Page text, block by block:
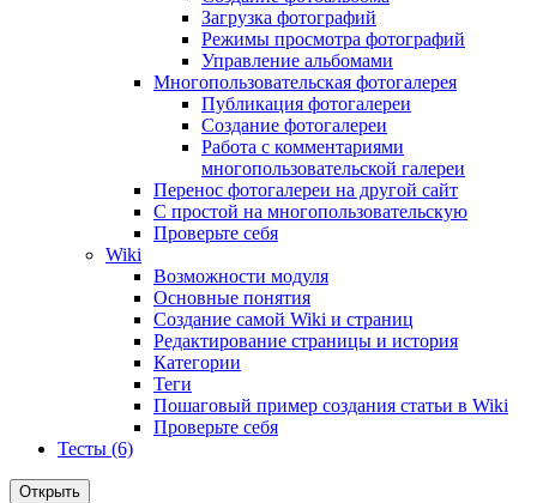
Загрузка фотографий
Режимы просмотра фотографий
Управление альбомами
Многопользовательская фотогалерея
Публикация фотогалереи
Создание фотогалереи
Работа с комментариями
многопользовательской галереи
Перенос фотогалереи на другой сайт
С простой на многопользовательскую
Проверьте себя
Wiki
Возможности модуля
Основные понятия
Создание самой Wiki и страниц
Редактирование страницы и история
Категории
Теги
Пошаговый пример создания статьи в Wiki
Проверьте себя
Тесты (6)
Открыть